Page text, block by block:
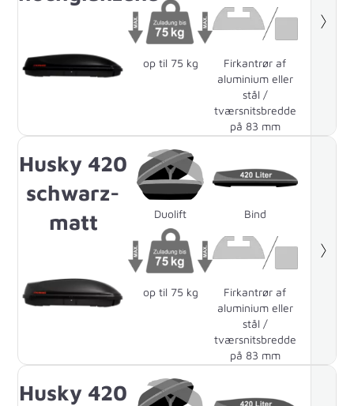
op til 75 kg
Firkantrør af
aluminium eller
stål /
tværsnitsbredde
på 83 mm
Husky 420
schwarz-
matt
Duolift Bind
op til 75 kg
Firkantrør af
aluminium eller
stål /
tværsnitsbredde
på 83 mm
Husky 420